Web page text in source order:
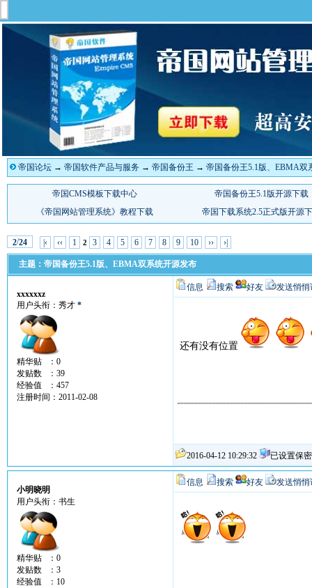
帝国论坛 → 帝国软件产品与服务 → 帝国备份王 → 帝国备份王5.1版、EBMA双
2/24 |‹ ‹‹ 1 2 3 4 5 6 7 8 9 10 ›› ›|
主题：帝国备份王5.1版、EBMA双系统开源发布
xxxxxxz
用户头衔：秀才 *
精华贴 ：0
发贴数 ：39
经验值 ：457
注册时间：2011-02-08
信息 搜索 好友 发送悄悄
还有没有位置
2016-04-12 10:29:32 已设置保密
小明晓明
用户头衔：书生
精华贴 ：0
发贴数 ：3
经验值 ：10
信息 搜索 好友 发送悄悄